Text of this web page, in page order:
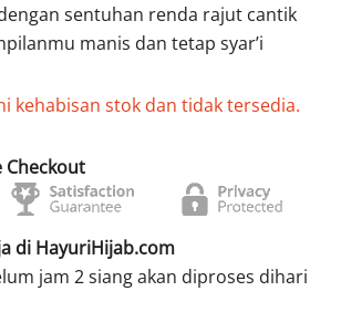
sentuhan renda rajut cantik
manis dan tetap syar’i
kehabisan stok dan tidak tersedia.
Checkout
di HayuriHijab.com
jam 2 siang akan diproses dihari